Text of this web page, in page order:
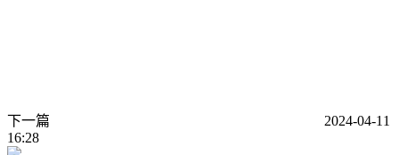
下一篇
2024-04-11
16:28